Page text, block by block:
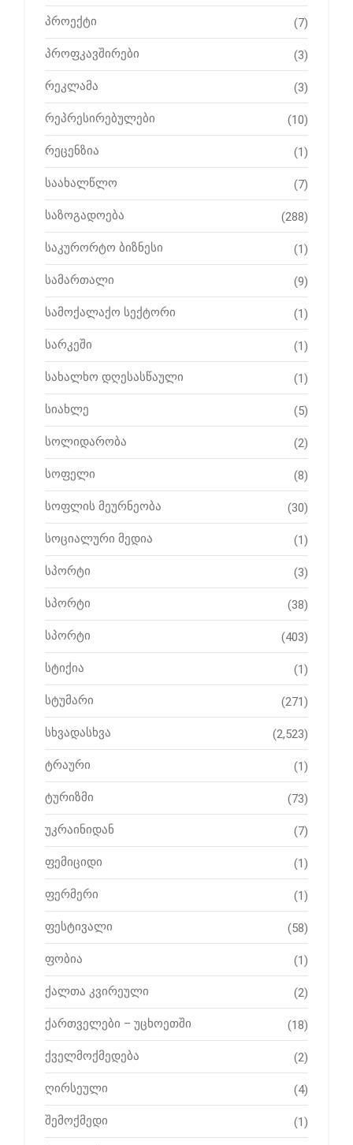
პროექტი (7)
პროფკავშირები (3)
რეკლამა (3)
რეპრესირებულები (10)
რეცენზია (1)
საახალწლო (7)
საზოგადოება (288)
საკურორტო ბიზნესი (1)
სამართალი (9)
სამოქალაქო სექტორი (1)
სარკეში (1)
სახალხო დღესასწაული (1)
სიახლე (5)
სოლიდარობა (2)
სოფელი (8)
სოფლის მეურნეობა (30)
სოციალური მედია (1)
სპორტი (3)
სპორტი (38)
სპორტი (403)
სტიქია (1)
სტუმარი (271)
სხვადასხვა (2,523)
ტრაური (1)
ტურიზმი (73)
უკრაინიდან (7)
ფემიციდი (1)
ფერმერი (1)
ფესტივალი (58)
ფობია (1)
ქალთა კვირეული (2)
ქართველები – უცხოეთში (18)
ქველმოქმედება (2)
ღირსეული (4)
შემოქმედი (1)